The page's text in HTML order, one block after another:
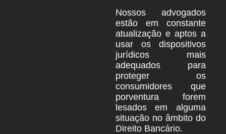
Nossos advogados
estão em constante
atualização e aptos a
usar os dispositivos
jurídicos mais
adequados para
proteger os
consumidores que
porventura forem
lesados em alguma
situação no âmbito do
Direito Bancário.